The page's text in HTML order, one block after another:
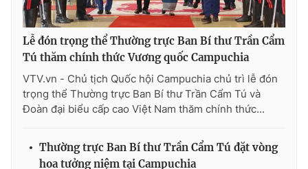
Lễ đón trọng thể Thường trực Ban Bí thư Trần Cẩm
Tú thăm chính thức Vương quốc Campuchia
VTV.vn - Chủ tịch Quốc hội Campuchia chủ trì lễ đón
trọng thể Thường trực Ban Bí thư Trần Cẩm Tú và
Đoàn đại biểu cấp cao Việt Nam thăm chính thức...
Thường trực Ban Bí thư Trần Cẩm Tú đặt vòng
hoa tưởng niệm tại Campuchia